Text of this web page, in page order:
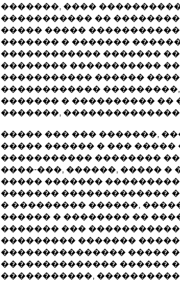
�������, ����
����������� ��
����� �����
������� � �������
������������ �������
�������� �����������
����������� ������
������������
������� � ���������� ��
�������, ��������������
����� ��� ��� �������,
����� ������ � ��� �����
����������� ��������
����-���, ������, �����
����� �������
������� �������������
� ��������� ������,
������ � �������� ��
������� ���
��������� �������
��������������� �����
�������������� ������
�����������,